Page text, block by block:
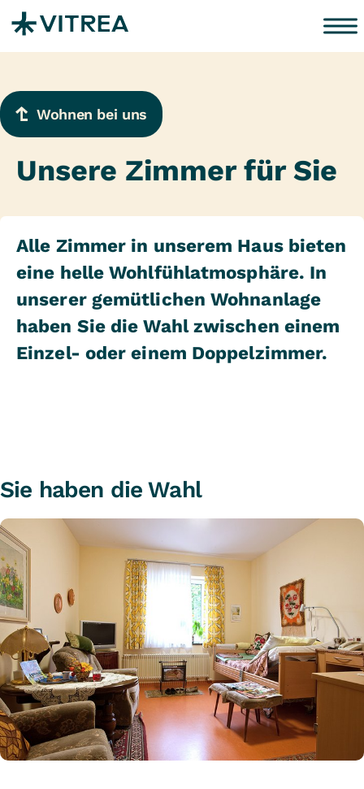
Zum Inhalt springen
Wohnen bei uns
Unsere Zimmer für Sie
Alle Zimmer in unserem Haus bieten
eine helle Wohlfühlatmosphäre. In
unserer gemütlichen Wohnanlage
haben Sie die Wahl zwischen einem
Einzel- oder einem Doppelzimmer.
Sie haben die Wahl